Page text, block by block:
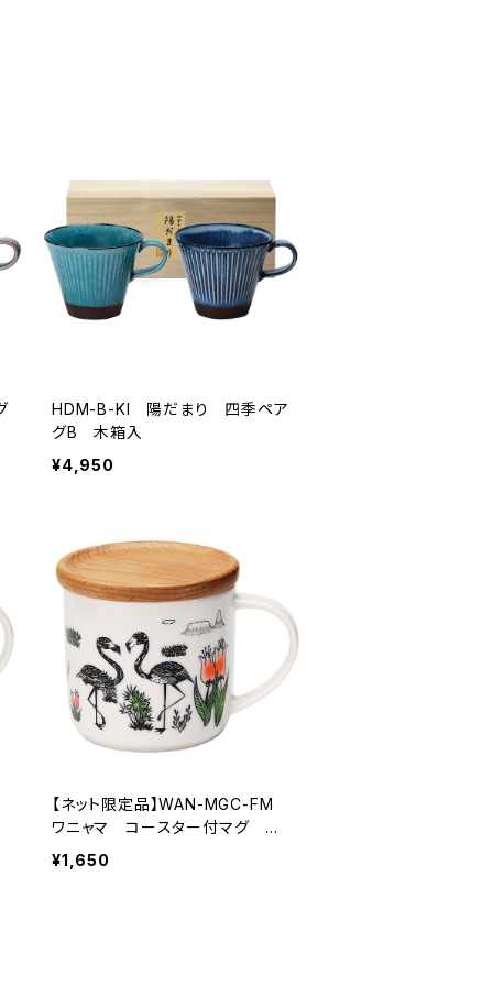
HDM-B-KI 陽だまり 四季ペア
グB 木箱入
¥4,950
【ネット限定品】WAN-MGC-FM
ワニャマ コースター付マグ フ
ラミンゴ
¥1,650